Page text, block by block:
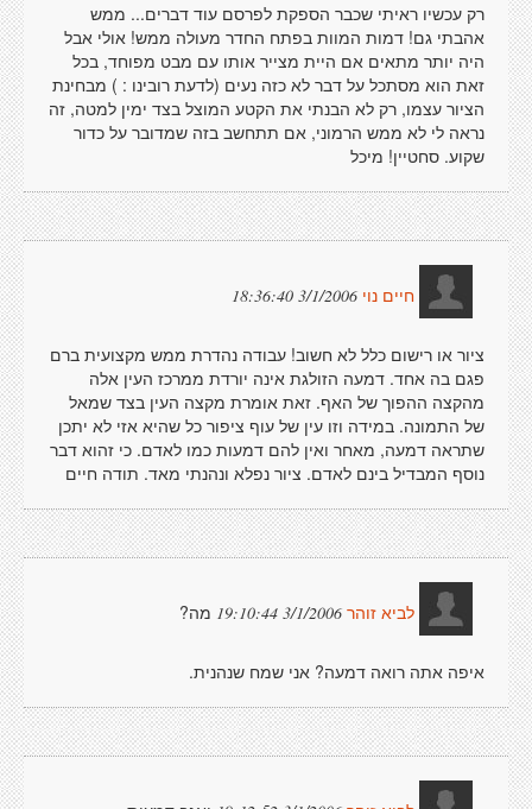
רק עכשיו ראיתי שכבר הספקת לפרסם עוד דברים... ממש
אהבתי גם! דמות המוות בפתח החדר מעולה ממש! אולי אבל
היה יותר מתאים אם היית מצייר אותו עם מבט מפוחד, בכל
זאת הוא מסתכל על דבר לא כזה נעים (לדעת רובינו : ) מבחינת
הציור עצמו, רק לא הבנתי את הקטע המוצל בצד ימין למטה, זה
נראה לי לא ממש הרמוני, אם תתחשב בזה שמדובר על כדור
שקוע. סחטיין! מיכל
חיים נוי 3/1/2006 18:36:40
ציור או רישום כלל לא חשוב! עבודה נהדרת ממש מקצועית ברם
פגם בה אחד. דמעה הזולגת אינה יורדת ממרכז העין אלה
מהקצה ההפוך של האף. זאת אומרת מקצה העין בצד שמאל
של התמונה. במידה וזו עין של עוף ציפור כל שהיא אזי לא יתכן
שתראה דמעה, מאחר ואין להם דמעות כמו לאדם. כי זהוא דבר
נוסף המבדיל בינם לאדם. ציור נפלא ונהנתי מאד. תודה חיים
לביא זוהר 3/1/2006 19:10:44 מה?
איפה אתה רואה דמעה? אני שמח שנהנית.